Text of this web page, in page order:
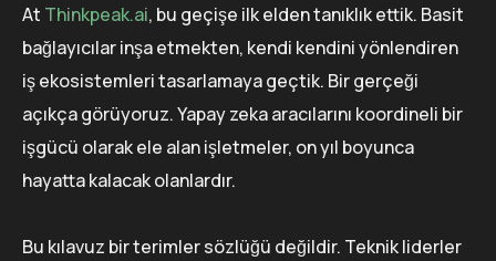
At Thinkpeak.ai, bu geçişe ilk elden tanıklık ettik. Basit
bağlayıcılar inşa etmekten, kendi kendini yönlendiren
iş ekosistemleri tasarlamaya geçtik. Bir gerçeği
açıkça görüyoruz. Yapay zeka aracılarını koordineli bir
işgücü olarak ele alan işletmeler, on yıl boyunca
hayatta kalacak olanlardır.
Bu kılavuz bir terimler sözlüğü değildir. Teknik liderler